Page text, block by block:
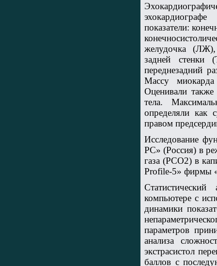
показатели:
желудочка
задней
переднезадний
Массу
Оценивали
тела.
определяли как
правом
Исследование
РС» (Россия) в
газа (РСО2) в
Profile-5»
компьютере с
динамики
параметров
анализа
экстрасистол
баллов с